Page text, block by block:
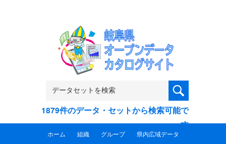
1879件のデータ・セットから検索可能で
す
ホーム 組織 グループ 県内広域データ